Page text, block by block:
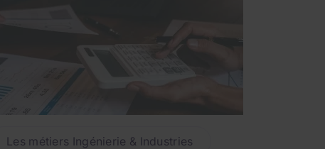
Les métiers Ingénierie & Industries